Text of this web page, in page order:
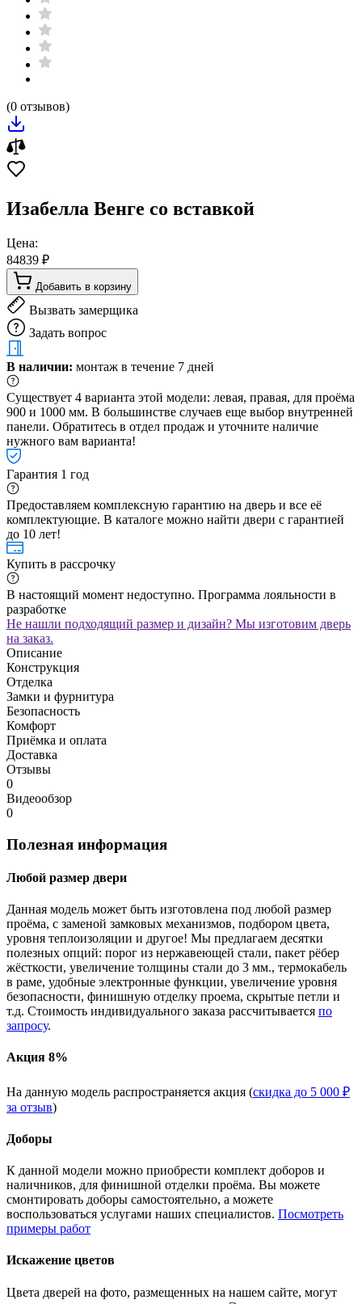
(0 отзывов)
Изабелла Венге со вставкой
Цена:
84839 ₽
Добавить в корзину
Вызвать замерщика
Задать вопрос
В наличии: монтаж в течение 7 дней
Существует 4 варианта этой модели: левая, правая, для проёма
900 и 1000 мм. В большинстве случаев еще выбор внутренней
панели. Обратитесь в отдел продаж и уточните наличие
нужного вам варианта!
Гарантия 1 год
Предоставляем комплексную гарантию на дверь и все её
комплектующие. В каталоге можно найти двери с гарантией
до 10 лет!
Купить в рассрочку
В настоящий момент недоступно. Программа лояльности в
разработке
Не нашли подходящий размер и дизайн? Мы изготовим дверь
на заказ.
Описание
Конструкция
Отделка
Замки и фурнитура
Безопасность
Комфорт
Приёмка и оплата
Доставка
Отзывы
0
Видеообзор
0
Полезная информация
Любой размер двери
Данная модель может быть изготовлена под любой размер
проёма, с заменой замковых механизмов, подбором цвета,
уровня теплоизоляции и другое! Мы предлагаем десятки
полезных опций: порог из нержавеющей стали, пакет рёбер
жёсткости, увеличение толщины стали до 3 мм., термокабель
в раме, удобные электронные функции, увеличение уровня
безопасности, финишную отделку проема, скрытые петли и
т.д. Стоимость индивидуального заказа рассчитывается по
запросу.
Акция 8%
На данную модель распространяется акция (скидка до 5 000 ₽
за отзыв)
Доборы
К данной модели можно приобрести комплект доборов и
наличников, для финишной отделки проёма. Вы можете
смонтировать доборы самостоятельно, а можете
воспользоваться услугами наших специалистов. Посмотреть
примеры работ
Искажение цветов
Цвета дверей на фото, размещенных на нашем сайте, могут